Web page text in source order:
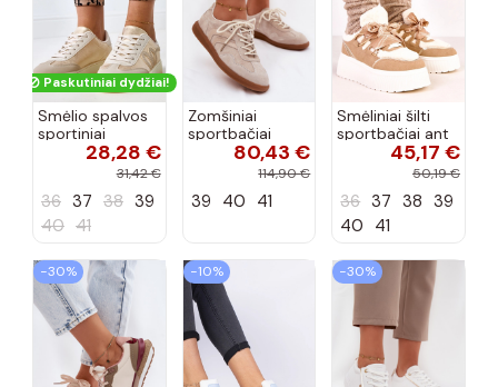
Paskutiniai dydžiai!
Smėlio spalvos
sportiniai
bateliai su
platforma ir
Izabell
28,28 €
31,42 €
36 37 38 39
40 41
Zomšiniai
sportbačiai
moteriški žemi
smėlio spalvos
80,43 €
114,90 €
39 40 41
Smėliniai šilti
sportbačiai ant
platformos45,17 €
50,19 €
36 37 38 39
40 41
−30% −10% −30%